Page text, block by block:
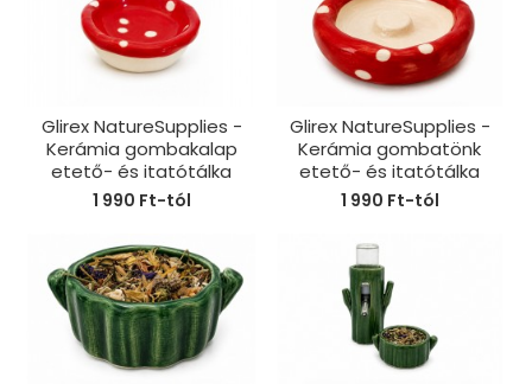
Glirex NatureSupplies -
Kerámia gombakalap
etető- és itatótálka
1 990 Ft-tól
Glirex NatureSupplies -
Kerámia gombatönk
etető- és itatótálka
1 990 Ft-tól